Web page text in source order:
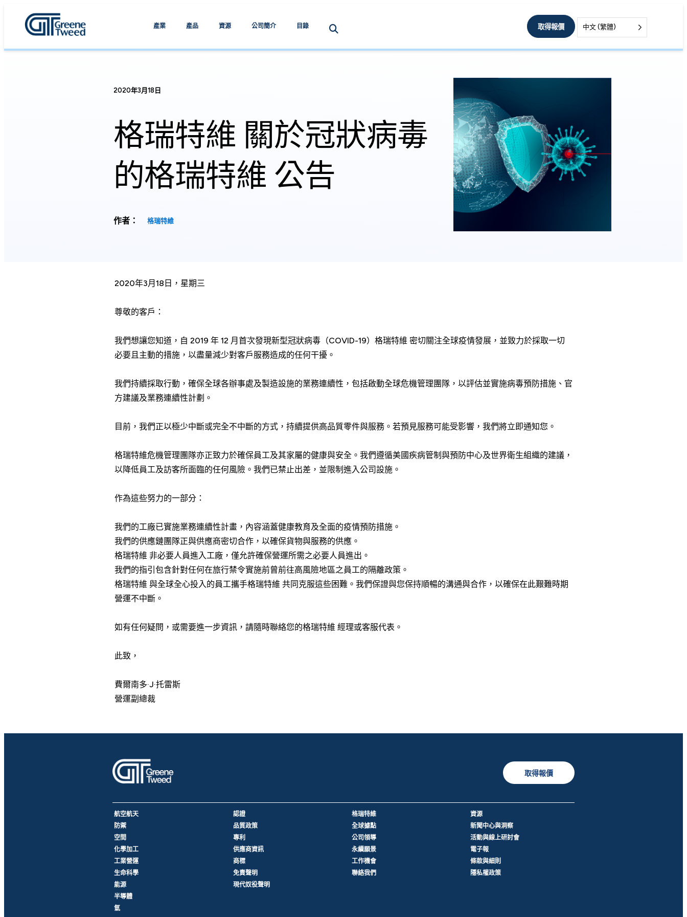
產業 產品 資源 公司簡介 目錄 取得報價 中文 (繁體)
2020年3月18日
格瑞特維 關於冠狀病毒
的格瑞特維 公告
作者： 格瑞特維
2020年3月18日，星期三
尊敬的客戶：
我們想讓您知道，自 2019 年 12 月首次發現新型冠狀病毒（COVID-19）格瑞特維 密切關注全球疫情發展，並致力於採取一切
必要且主動的措施，以盡量減少對客戶服務造成的任何干擾。
我們持續採取行動，確保全球各辦事處及製造設施的業務連續性，包括啟動全球危機管理團隊，以評估並實施病毒預防措施、官
方建議及業務連續性計劃。
目前，我們正以極少中斷或完全不中斷的方式，持續提供高品質零件與服務。若預見服務可能受影響，我們將立即通知您。
格瑞特維危機管理團隊亦正致力於確保員工及其家屬的健康與安全。我們遵循美國疾病管制與預防中心及世界衛生組織的建議，
以降低員工及訪客所面臨的任何風險。我們已禁止出差，並限制進入公司設施。
作為這些努力的一部分：
我們的工廠已實施業務連續性計畫，內容涵蓋健康教育及全面的疫情預防措施。
我們的供應鏈團隊正與供應商密切合作，以確保貨物與服務的供應。
格瑞特維 非必要人員進入工廠，僅允許確保營運所需之必要人員進出。
我們的指引包含針對任何在旅行禁令實施前曾前往高風險地區之員工的隔離政策。
格瑞特維 與全球全心投入的員工攜手格瑞特維 共同克服這些困難。我們保證與您保持順暢的溝通與合作，以確保在此艱難時期
營運不中斷。
如有任何疑問，或需要進一步資訊，請隨時聯絡您的格瑞特維 經理或客服代表。
此致，
費爾南多·J·托雷斯
營運副總裁
取得報價
航空航天
防禦
空間
化學加工
工業營運
生命科學
能源
半導體
氫
認證
品質政策
專利
供應商資訊
商標
免責聲明
現代奴役聲明
格瑞特維
全球據點
公司領導
永續願景
工作機會
聯絡我們
資源
新聞中心與洞察
活動與線上研討會
電子報
條款與細則
隱私權政策